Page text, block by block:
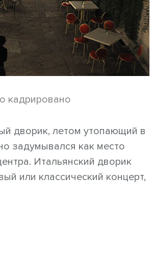
кадрировано
дворик, летом утопающий в
задумывался как место
Итальянский дворик
или классический концерт,